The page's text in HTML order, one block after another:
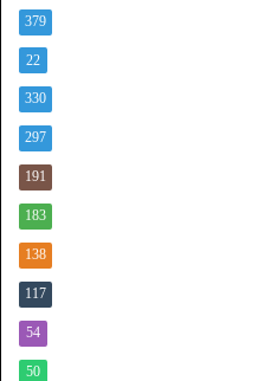
379
22
330
297
191
183
138
117
54
50